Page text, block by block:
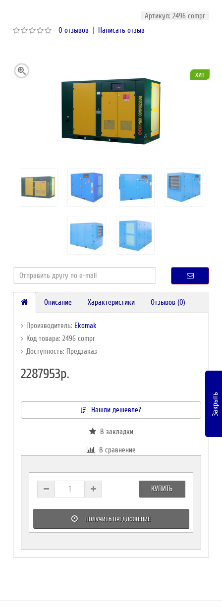
Артикул: 2496 compr
0 отзывов | Написать отзыв
хит
Описание Характеристики Отзывов (0)
Производитель: Ekomak
Код товара: 2496 compr
Доступность: Предзаказ
2287953р.
Нашли дешевле?
В закладки
В сравнение
КУПИТЬ
ПОЛУЧИТЬ ПРЕДЛОЖЕНИЕ
Закрыть